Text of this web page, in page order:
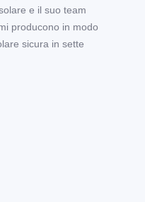
e il suo team
producono in modo
sicura in sette